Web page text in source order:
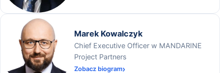
Marek Kowalczyk
Chief Executive Officer w MANDARINE
Project Partners
Zobacz biogram